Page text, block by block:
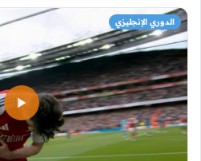
الدوري الإنجليزي